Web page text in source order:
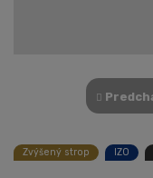
Zvýšený strop IZO